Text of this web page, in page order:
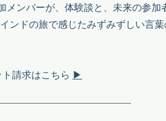
メンバーが、体験談と、未来の参加
ンドの旅で感じたみずみずしい言
請求はこちら ▶︎